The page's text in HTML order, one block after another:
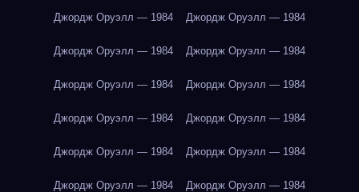
Джордж Оруэлл — 1984 Джордж Оруэлл — 1984
Джордж Оруэлл — 1984 Джордж Оруэлл — 1984
Джордж Оруэлл — 1984 Джордж Оруэлл — 1984
Джордж Оруэлл — 1984 Джордж Оруэлл — 1984
Джордж Оруэлл — 1984 Джордж Оруэлл — 1984
Джордж Оруэлл — 1984 Джордж Оруэлл — 1984